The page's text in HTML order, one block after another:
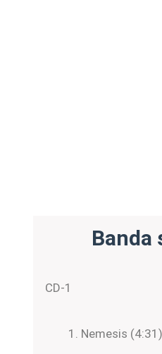
Banda
CD-1
Nemesis (4:31)